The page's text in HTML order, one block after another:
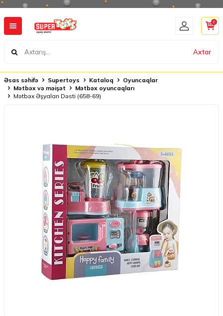
Axtar
0
Əsas səhifə Supertoys Kataloq
Oyuncaqlar
Mətbəx və məişət
Mətbəx oyuncaqları
Mətbəx Əşyaları Dəsti (658-69)